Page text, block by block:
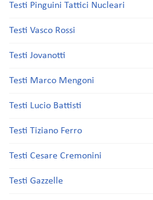
Testi Pinguini Tattici Nucleari
Testi Vasco Rossi
Testi Jovanotti
Testi Marco Mengoni
Testi Lucio Battisti
Testi Tiziano Ferro
Testi Cesare Cremonini
Testi Gazzelle